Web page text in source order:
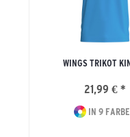
WINGS TRIKOT
21,99 € *
IN 9